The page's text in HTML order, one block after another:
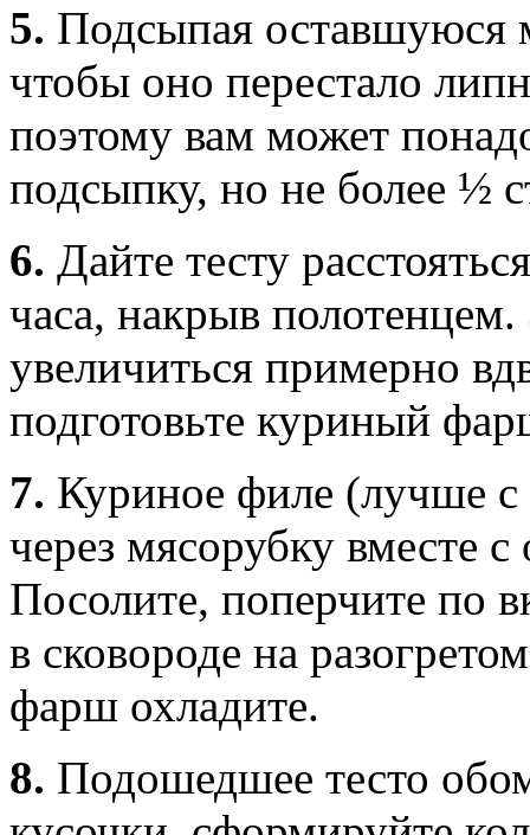
5. Подсыпая оставшуюся
чтобы оно перестало
поэтому вам может
подсыпку, но не более ½
6. Дайте тесту
часа, накрыв
увеличиться примерно
подготовьте куриный
7. Куриное филе (лучше
через мясорубку вместе
Посолите, поперчите по
в сковороде на
фарш охладите.
8. Подошедшее тесто